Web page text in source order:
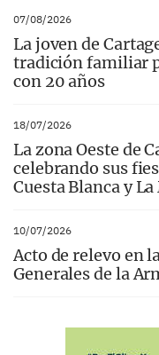
07/08/2026
La joven de
tradición familiar
con 20 años
18/07/2026
La zona Oeste de
celebrando sus
Cuesta Blanca y
10/07/2026
Acto de relevo en
Generales de la